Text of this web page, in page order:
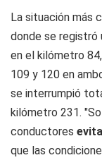
La situación más
donde se registró
en el kilómetro
109 y 120 en
se interrumpió
kilómetro 231.
conductores
que las